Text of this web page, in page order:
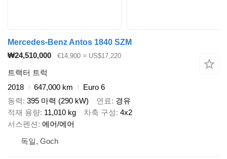
Mercedes-Benz Antos 1840 SZM
₩24,510,000
€14,900 ≈ US$17,220
트랙터 트럭
2018
647,000 km
Euro 6
동력 395 마력 (290 kW) 연료
경유
적재 용량 11,010 kg 차축 구성 4x2
서스펜션 에어/에어
독일, Goch